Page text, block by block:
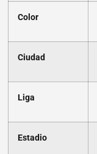
Color
Ciudad
Liga
Estadio